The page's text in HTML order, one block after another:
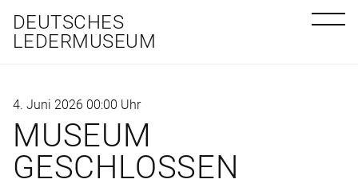
DEUTSCHES
LEDERMUSEUM
4. Juni 2026 00:00 Uhr
MUSEUM
GESCHLOSSEN